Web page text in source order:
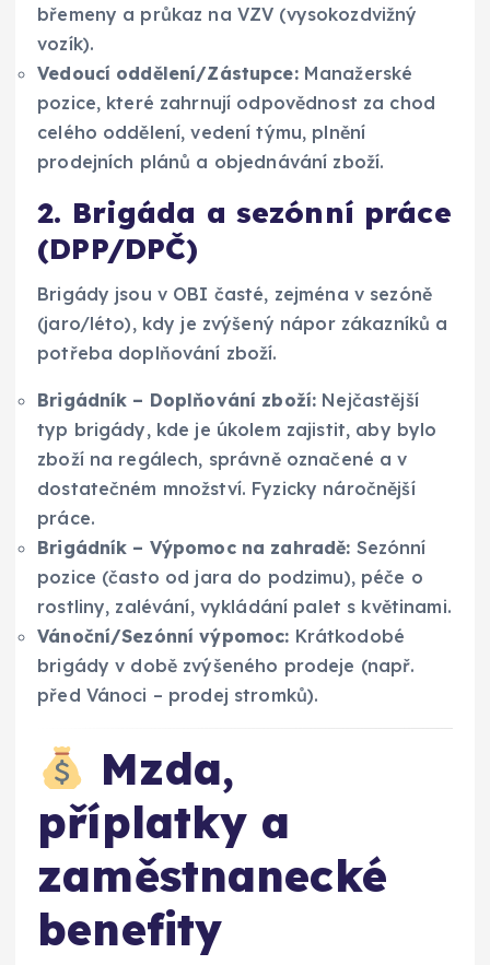
břemeny a průkaz na VZV (vysokozdvižný
vozík).
Vedoucí oddělení/Zástupce:Manažerské
pozice, které zahrnují odpovědnost za chod
celého oddělení, vedení týmu, plnění
prodejních plánů a objednávání zboží.
2. Brigáda a sezónní práce
(DPP/DPČ)
Brigády jsou v OBI časté, zejména v sezóně
(jaro/léto), kdy je zvýšený nápor zákazníků a
potřeba doplňování zboží.
Brigádník – Doplňování zboží: Nejčastější
typ brigády, kde je úkolem zajistit, aby bylo
zboží na regálech, správně označené a v
dostatečném množství. Fyzicky náročnější
práce.
Brigádník – Výpomoc na zahradě: Sezónní
pozice (často od jara do podzimu), péče o
rostliny, zalévání, vykládání palet s květinami.
Vánoční/Sezónní výpomoc: Krátkodobé
brigády v době zvýšeného prodeje (např.
před Vánoci – prodej stromků).
Mzda,
příplatky a
zaměstnanecké
benefity